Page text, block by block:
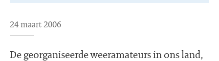
24 maart 2006
De georganiseerde weeramateurs in ons land,